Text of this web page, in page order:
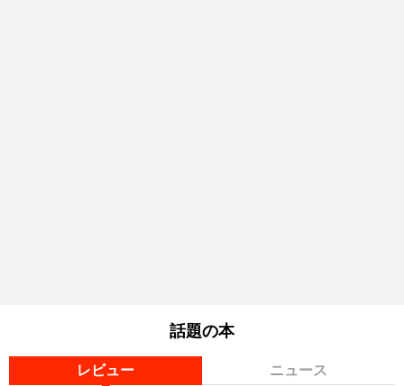
話題の本
レビュー ニュース